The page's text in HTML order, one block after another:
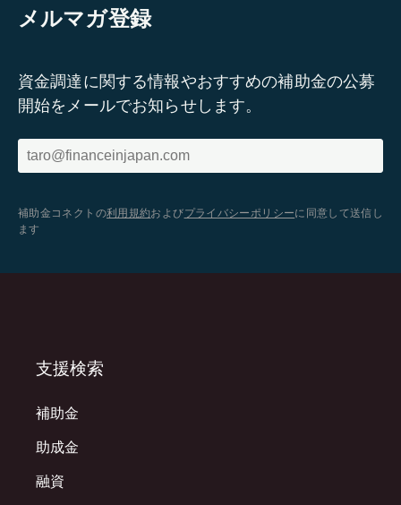
メルマガ登録
資金調達に関する情報やおすすめの補助金の公募
開始をメールでお知らせします。
補助金コネクトの利用規約およびプライバシーポリシーに同意して送信し
ます
支援検索
補助金
助成金
融資